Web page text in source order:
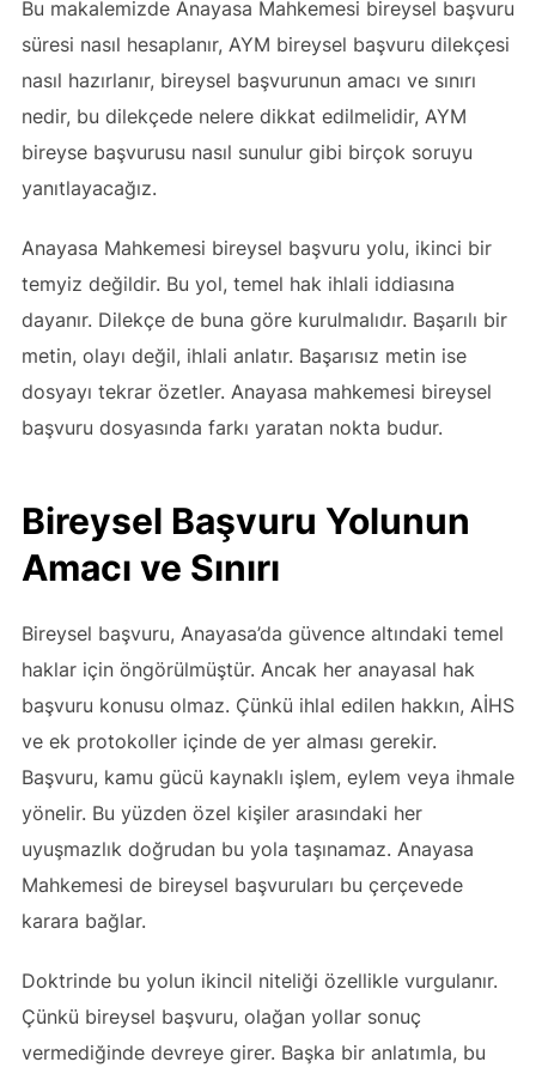
Bu makalemizde Anayasa Mahkemesi bireysel başvuru
süresi nasıl hesaplanır, AYM bireysel başvuru dilekçesi
nasıl hazırlanır, bireysel başvurunun amacı ve sınırı
nedir, bu dilekçede nelere dikkat edilmelidir, AYM
bireyse başvurusu nasıl sunulur gibi birçok soruyu
yanıtlayacağız.
Anayasa Mahkemesi bireysel başvuru yolu, ikinci bir
temyiz değildir. Bu yol, temel hak ihlali iddiasına
dayanır. Dilekçe de buna göre kurulmalıdır. Başarılı bir
metin, olayı değil, ihlali anlatır. Başarısız metin ise
dosyayı tekrar özetler. Anayasa mahkemesi bireysel
başvuru dosyasında farkı yaratan nokta budur.
Bireysel Başvuru Yolunun
Amacı ve Sınırı
Bireysel başvuru, Anayasa’da güvence altındaki temel
haklar için öngörülmüştür. Ancak her anayasal hak
başvuru konusu olmaz. Çünkü ihlal edilen hakkın, AİHS
ve ek protokoller içinde de yer alması gerekir.
Başvuru, kamu gücü kaynaklı işlem, eylem veya ihmale
yönelir. Bu yüzden özel kişiler arasındaki her
uyuşmazlık doğrudan bu yola taşınamaz. Anayasa
Mahkemesi de bireysel başvuruları bu çerçevede
karara bağlar.
Doktrinde bu yolun ikincil niteliği özellikle vurgulanır.
Çünkü bireysel başvuru, olağan yollar sonuç
vermediğinde devreye girer. Başka bir anlatımla, bu